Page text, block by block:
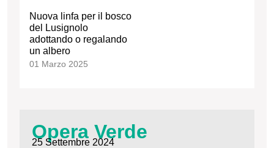
Nuova linfa per il bosco
del Lusignolo
adottando o regalando
un albero
01 Marzo 2025
Opera Verde
25 Settembre 2024